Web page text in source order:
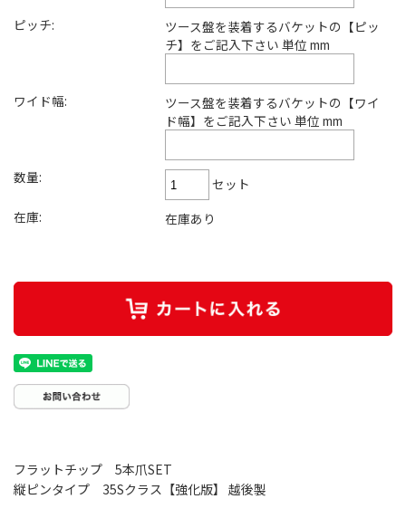
ピッチ:
ツース盤を装着するバケットの【ピッ
チ】をご記入下さい 単位 mm
ワイド幅:
ツース盤を装着するバケットの【ワイ
ド幅】をご記入下さい 単位 mm
数量:
セット
在庫:
在庫あり
フラットチップ 5本爪SET
縦ピンタイプ 35Sクラス【強化版】 越後製